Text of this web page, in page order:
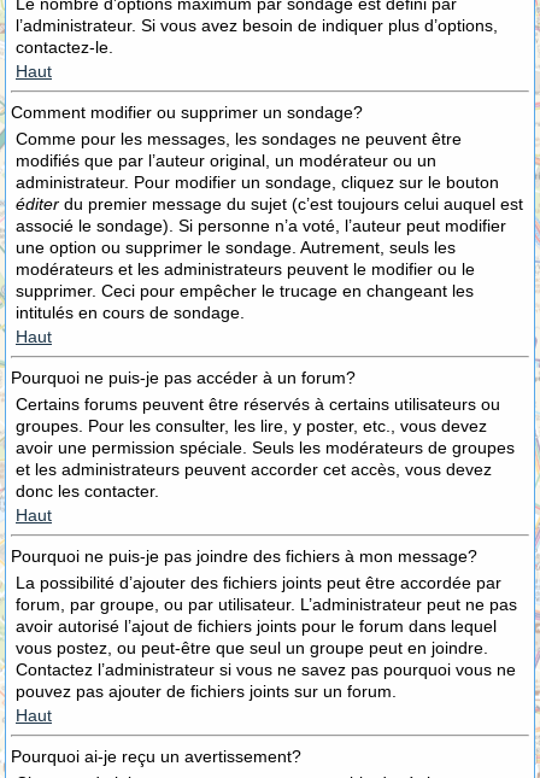
l’administrateur. Si vous avez besoin de indiquer plus d’options,
contactez-le.
Haut
Comment modifier ou supprimer un sondage?
Comme pour les messages, les sondages ne peuvent être
modifiés que par l’auteur original, un modérateur ou un
administrateur. Pour modifier un sondage, cliquez sur le bouton
éditer du premier message du sujet (c’est toujours celui auquel est
associé le sondage). Si personne n’a voté, l’auteur peut modifier
une option ou supprimer le sondage. Autrement, seuls les
modérateurs et les administrateurs peuvent le modifier ou le
supprimer. Ceci pour empêcher le trucage en changeant les
intitulés en cours de sondage.
Haut
Pourquoi ne puis-je pas accéder à un forum?
Certains forums peuvent être réservés à certains utilisateurs ou
groupes. Pour les consulter, les lire, y poster, etc., vous devez
avoir une permission spéciale. Seuls les modérateurs de groupes
et les administrateurs peuvent accorder cet accès, vous devez
donc les contacter.
Haut
Pourquoi ne puis-je pas joindre des fichiers à mon message?
La possibilité d’ajouter des fichiers joints peut être accordée par
forum, par groupe, ou par utilisateur. L’administrateur peut ne pas
avoir autorisé l’ajout de fichiers joints pour le forum dans lequel
vous postez, ou peut-être que seul un groupe peut en joindre.
Contactez l’administrateur si vous ne savez pas pourquoi vous ne
pouvez pas ajouter de fichiers joints sur un forum.
Haut
Pourquoi ai-je reçu un avertissement?